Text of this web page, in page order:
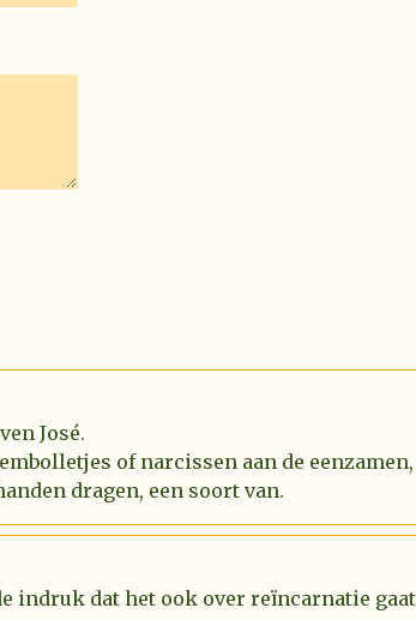
José.
of narcissen aan de
dragen, een soort van.
indruk dat het ook over reïncarnatie